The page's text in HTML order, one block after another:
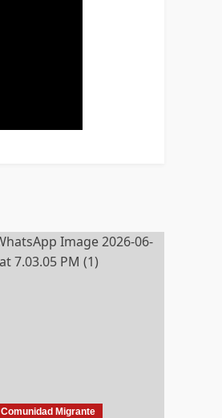
Comunidad Migrante